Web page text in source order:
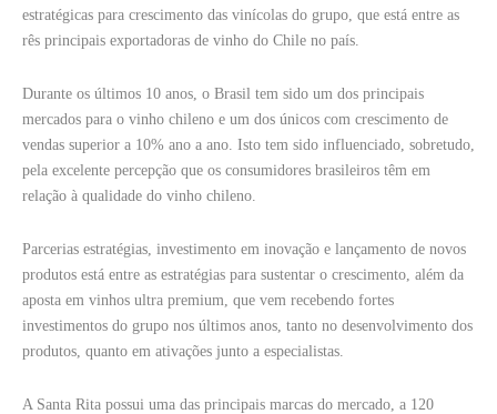
estratégicas para crescimento das vinícolas do grupo, que está entre as
rês principais exportadoras de vinho do Chile no país.
Durante os últimos 10 anos, o Brasil tem sido um dos principais
mercados para o vinho chileno e um dos únicos com crescimento de
vendas superior a 10% ano a ano. Isto tem sido influenciado, sobretudo,
pela excelente percepção que os consumidores brasileiros têm em
relação à qualidade do vinho chileno.
Parcerias estratégias, investimento em inovação e lançamento de novos
produtos está entre as estratégias para sustentar o crescimento, além da
aposta em vinhos ultra premium, que vem recebendo fortes
investimentos do grupo nos últimos anos, tanto no desenvolvimento dos
produtos, quanto em ativações junto a especialistas.
A Santa Rita possui uma das principais marcas do mercado, a 120